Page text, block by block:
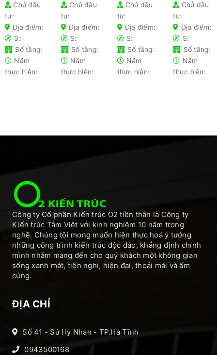
cho từng
loại nhà
phổ biến-
Kiến thức
không
thể bỏ lỡ
Chủ đầu
tư:
Địa điểm:
S:
Số tầng:
Năm
thực hiện:
– Hướng
dẫn chi
tiết cho
gia chủ
Chủ đầu
tư:
Địa điểm:
S:
Số tầng:
Năm
thực hiện:
nhà gia
chủ lần
đầu xây
nhà nên
tránh
Chủ đầu
tư:
Địa điểm:
S:
Số tầng:
Năm
thực hiện:
nhanh
chóng
2025 –
Tối ưu chi
phí
Chủ đầu
tư:
Địa điểm:
S:
Số tầng:
Năm
thực hiện:
Công ty Cổ phần Kiến trúc O2 tiền thân là Công ty
Kiến trúc Tâm Việt với kinh nghiệm 10 năm trong
nghề. Chúng tôi mong muốn hiện thực hoá ý tưởng
những công trình kiến trúc độc đáo, khẳng định chính
mình nhằm mang đến cho quý khách một không gian
sống xanh mát, tiện nghi, hiện đại, thoải mái và ấm
cúng.
ĐỊA CHỈ
Số 41 - Sử Hy Nhan - TP.Hà Tĩnh
0943500168